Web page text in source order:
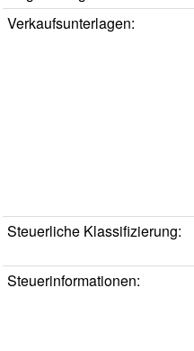
Verkaufsunterlagen:
Steuerliche Klassifizierung:
Steuerinformationen: